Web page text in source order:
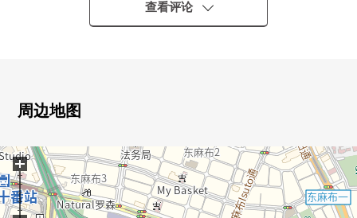
■关于房间
0实际使用面积92.60平米2LDK+WIC+SIC
0有约26.4张塌塌米舒适的客餐厅
■ City Tower麻布十番
查看评论
周边地图
+